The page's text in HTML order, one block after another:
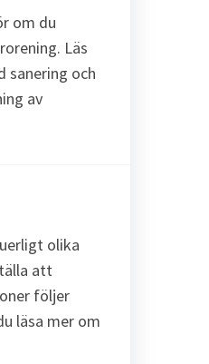
om du
Läs
sanering och
av
olika
att
följer
läsa mer om